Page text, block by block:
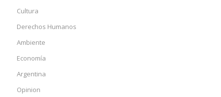
Cultura
Derechos Humanos
Ambiente
Economía
Argentina
Opinion